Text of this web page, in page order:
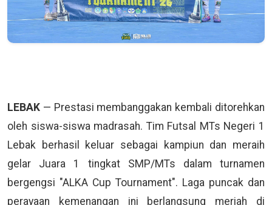
LEBAK — Prestasi membanggakan kembali ditorehkan
oleh siswa-siswa madrasah. Tim Futsal MTs Negeri 1
Lebak berhasil keluar sebagai kampiun dan meraih
gelar Juara 1 tingkat SMP/MTs dalam turnamen
bergengsi "ALKA Cup Tournament". Laga puncak dan
perayaan kemenangan ini berlangsung meriah di